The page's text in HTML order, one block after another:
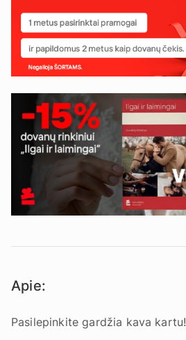
Apie:
Pasilepinkite gardžia kava kartu!